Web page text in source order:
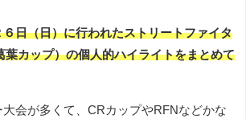
日（日）に行われたストリートファイタ
葉カップ）の個人的ハイライトをまとめて
会が多くて、CRカップやRFNなどかな